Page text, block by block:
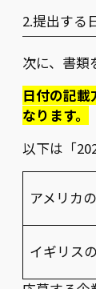
2.提出する
次に、書類
日付の記
なります。
以下は「
アメリカ
イギリス